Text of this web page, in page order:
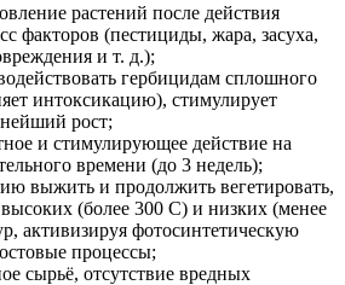
растений после действия
факторов (пестициды, жара, засуха,
и т. д.);
гербицидам сплошного
интоксикацию), стимулирует
рост;
и стимулирующее действие на
времени (до 3 недель);
выжить и продолжить вегетировать,
(более 300 С) и низких (менее
активизируя фотосинтетическую
процессы;
сырьё, отсутствие вредных